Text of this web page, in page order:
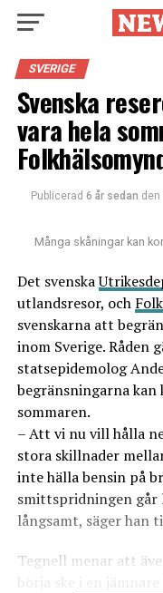
SVERIGE
Svenska
vara hela
Publicerad 6 år sedan den
Många skåningar kan
Det svenska
utlandsresor, och
svenskarna att
inom Sverige. Råden
statsepidemolog
begränsningarna kan
sommaren.
– Att vi nu vill hålla
stora skillnader
inte hälla bensin på
smittspridningen går
långsamt, säger han
Tegnell menar att